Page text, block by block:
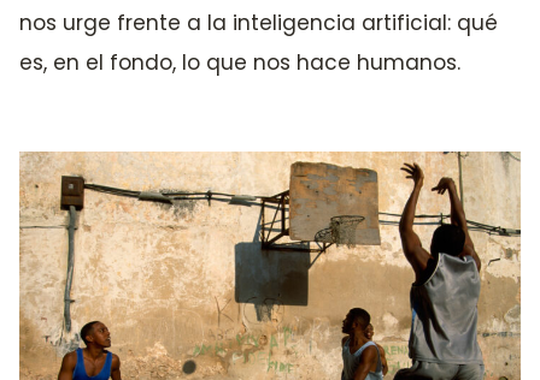
nos urge frente a la inteligencia artificial: qué
es, en el fondo, lo que nos hace humanos.